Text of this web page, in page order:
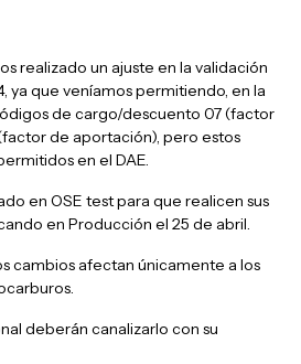
realizado un ajuste en la validación
ya que veníamos permitiendo, en la
de cargo/descuento 07 (factor
de aportación), pero estos
en el DAE.
en OSE test para que realicen sus
en Producción el 25 de abril.
cambios afectan únicamente a los
deberán canalizarlo con su